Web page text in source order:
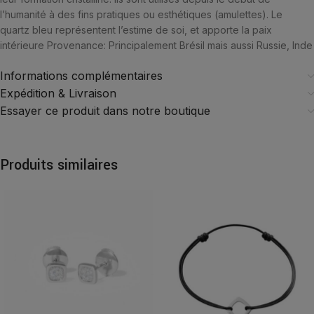
l’humanité à des fins pratiques ou esthétiques (amulettes). Le
quartz bleu représentent l’estime de soi, et apporte la paix
intérieure Provenance: Principalement Brésil mais aussi Russie, Inde
Informations complémentaires
Expédition & Livraison
Essayer ce produit dans notre boutique
Produits similaires